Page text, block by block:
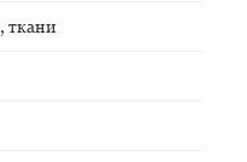
ткани